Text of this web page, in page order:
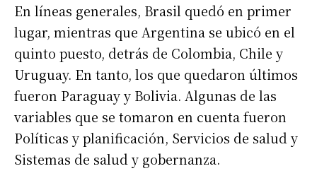
En líneas generales, Brasil quedó en primer
lugar, mientras que Argentina se ubicó en el
quinto puesto, detrás de Colombia, Chile y
Uruguay. En tanto, los que quedaron últimos
fueron Paraguay y Bolivia. Algunas de las
variables que se tomaron en cuenta fueron
Políticas y planificación, Servicios de salud y
Sistemas de salud y gobernanza.